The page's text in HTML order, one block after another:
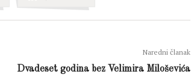
Naredni članak
Dvadeset godina bez Velimira Miloševića